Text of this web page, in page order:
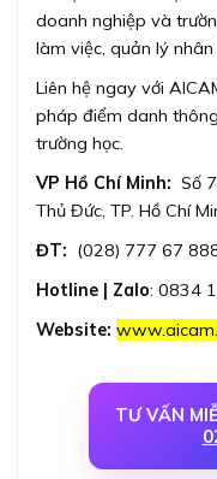
doanh nghiệp và
làm việc, quản lý
Liên hệ ngay với
pháp điểm danh
trường học.
VP Hồ Chí Minh: Số
Thủ Đức, TP. Hồ Chí
ĐT: (028) 777 67
Hotline | Zalo: 0834
Website:
TƯ VẤN